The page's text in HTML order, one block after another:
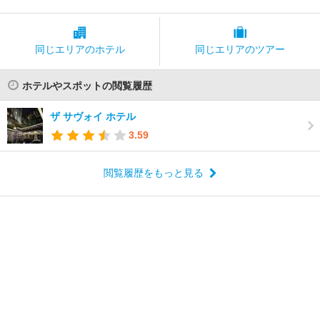
同じエリアのホテル 同じエリアのツアー
ホテルやスポットの閲覧履歴
ザ サヴォイ ホテル
3.59
閲覧履歴をもっと見る